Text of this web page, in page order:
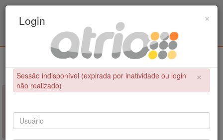
Educação Física / UPE - UFPB
×
NÃO FOI POSSÍVEL CONCLUIR A OPERAÇÃO
Sessão indisponível (expirada por inatividade ou login não
realizado)
×
Login
×
Sessão indisponível (expirada por inatividade ou login
não realizado)